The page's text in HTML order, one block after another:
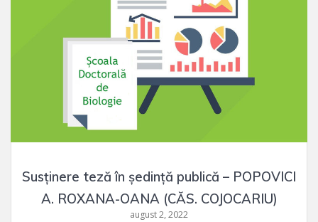
Susținere teză în ședință publică – POPOVICI
A. ROXANA-OANA (CĂS. COJOCARIU)
august 2, 2022